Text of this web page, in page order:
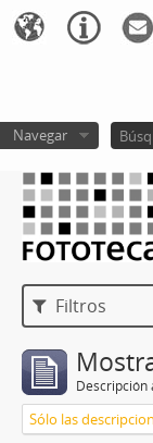
Navegar
Filtros
Descripción
Sólo las